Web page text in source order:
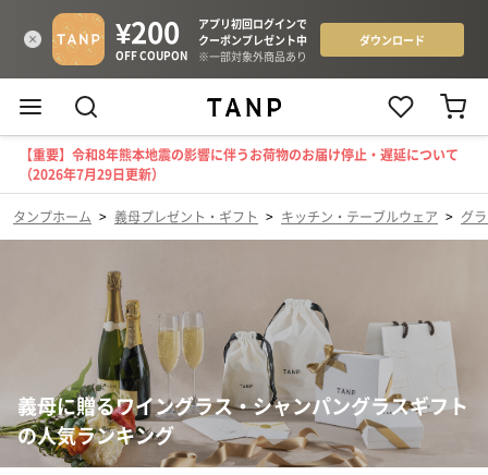
【重要】令和8年熊本地震の影響に伴うお荷物のお届け停止・遅延について
（2026年7月29日更新）
タンプホーム > 義母プレゼント・ギフト > キッチン・テーブルウェア > グ
義母に贈るワイングラス・シャンパングラスギフト
の人気ランキング